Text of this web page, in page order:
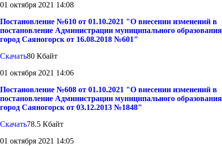
01 октября 2021 14:08
Постановление №610 от 01.10.2021 "О внесении изменений в
постановление Администрации муниципального образования
город Саяногорск от 16.08.2018 №601"
Скачать80 Кбайт
01 октября 2021 14:06
Постановление №608 от 01.10.2021 "О внесении изменений в
постановление Администрации муниципального образования
город Саяногорск от 03.12.2013 №1848"
Скачать78.5 Кбайт
01 октября 2021 14:05